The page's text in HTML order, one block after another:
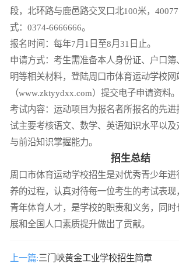
段，北环路与鹿邑路交叉口北100米，
式：0374-6666666。
报名时间：每年7月1日至8月31日止。
申请方式：考生需准备本人身份证、户口
明等相关材料，登陆周口市体育运动学校网
（www.zktyydxx.com）提交电子申请资料。
考试内容：运动项目为报名者所报名的先
试主要考核语文、数学、英语知识水平以
与前沿知识掌握能力。
招生总结
周口市体育运动学校招生是对优秀青少年
养的过程，认真对待每一位考生的考试表
青年体育人才，是学校的职责和义务，同
展和全国人口素质提升做出了贡献。
上一篇:三门峡黄金工业学校招生简章